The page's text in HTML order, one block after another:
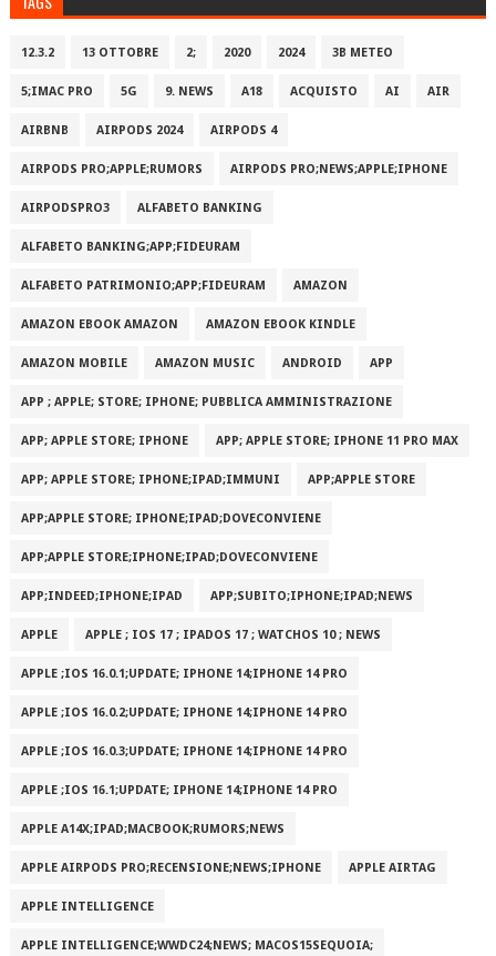
12.3.2 13 OTTOBRE 2; 2020 2024 3B METEO
5;IMAC PRO 5G 9. NEWS A18 ACQUISTO AI AIR
AIRBNB AIRPODS 2024 AIRPODS 4
AIRPODS PRO;APPLE;RUMORS AIRPODS PRO;NEWS;APPLE;IPHONE
AIRPODSPRO3 ALFABETO BANKING
ALFABETO BANKING;APP;FIDEURAM
ALFABETO PATRIMONI‪O‬;APP;FIDEURAM AMAZON
AMAZON EBOOK AMAZON AMAZON EBOOK KINDLE
AMAZON MOBILE AMAZON MUSIC ANDROID APP
APP ; APPLE; STORE; IPHONE; PUBBLICA AMMINISTRAZIONE
APP; APPLE STORE; IPHONE APP; APPLE STORE; IPHONE 11 PRO MAX
APP; APPLE STORE; IPHONE;IPAD;IMMUNI APP;APPLE STORE
APP;APPLE STORE; IPHONE;IPAD;DOVECONVIENE
APP;APPLE STORE;IPHONE;IPAD;DOVECONVIENE
APP;INDEED;IPHONE;IPAD APP;SUBITO;IPHONE;IPAD;NEWS
APPLE APPLE ; IOS 17 ; IPADOS 17 ; WATCHOS 10 ; NEWS
APPLE ;IOS 16.0.1;UPDATE; IPHONE 14;IPHONE 14 PRO
APPLE ;IOS 16.0.2;UPDATE; IPHONE 14;IPHONE 14 PRO
APPLE ;IOS 16.0.3;UPDATE; IPHONE 14;IPHONE 14 PRO
APPLE ;IOS 16.1;UPDATE; IPHONE 14;IPHONE 14 PRO
APPLE A14X;IPAD;MACBOOK;RUMORS;NEWS
APPLE AIRPODS PRO;RECENSIONE;NEWS;IPHONE APPLE AIRTAG
APPLE INTELLIGENCE
APPLE INTELLIGENCE;WWDC24;NEWS; MACOS15SEQUOIA;